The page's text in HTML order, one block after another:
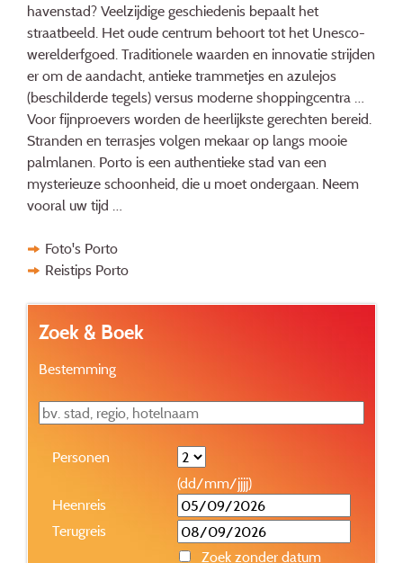
havenstad? Veelzijdige geschiedenis bepaalt het
straatbeeld. Het oude centrum behoort tot het Unesco-
werelderfgoed. Traditionele waarden en innovatie strijden
er om de aandacht, antieke trammetjes en azulejos
(beschilderde tegels) versus moderne shoppingcentra …
Voor fijnproevers worden de heerlijkste gerechten bereid.
Stranden en terrasjes volgen mekaar op langs mooie
palmlanen. Porto is een authentieke stad van een
mysterieuze schoonheid, die u moet ondergaan. Neem
vooral uw tijd …
Foto's Porto
Reistips Porto
Zoek & Boek
Bestemming
Personen
(dd/mm/jjjj)
Heenreis
Terugreis
Zoek zonder datum